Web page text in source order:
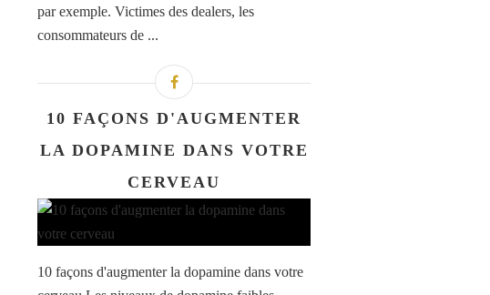
par exemple. Victimes des dealers, les
consommateurs de ...
10 FAÇONS D'AUGMENTER
LA DOPAMINE DANS VOTRE
CERVEAU
10 façons d'augmenter la dopamine dans votre